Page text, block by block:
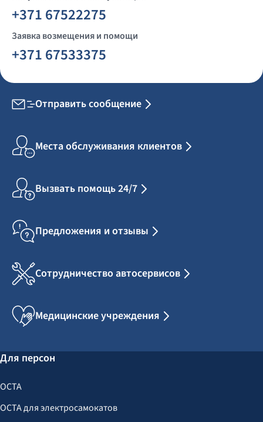
+371 67522275
Заявка возмещения и помощи
+371 67533375
Отправить сообщение
Места обслуживания клиентов
Вызвать помощь 24/7
Предложения и отзывы
Сотрудничество автосервисов
Медицинские учреждения
Для персон
OCTA
OCTA для электросамокатов